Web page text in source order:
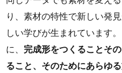
り、素材の特性で新しい発
しい学びが生まれています
に、 完成形をつくることそ
ること、そのためにあらゆ